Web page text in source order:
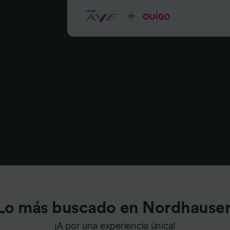
Lo más buscado en
¡A por una experiencia única!